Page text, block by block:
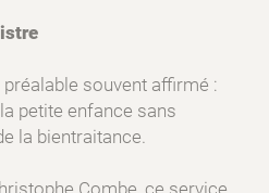
souvent affirmé :
petite enfance sans
la bientraitance.